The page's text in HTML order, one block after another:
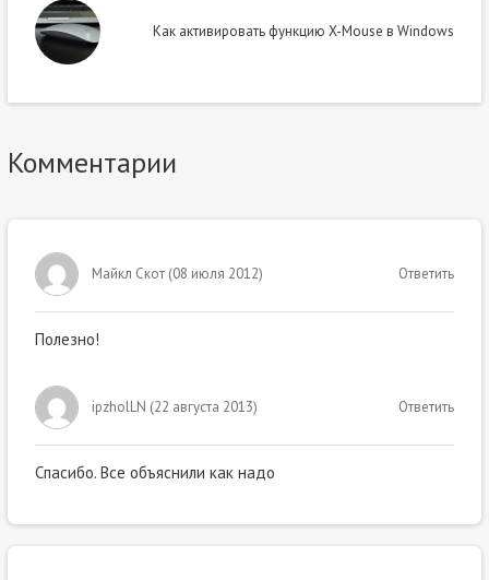
Как активировать функцию X-Mouse в Windows
Комментарии
Майкл Скот(08 июля 2012) Ответить
Полезно!
ipzholLN (22 августа 2013) Ответить
Спасибо. Все объяснили как надо